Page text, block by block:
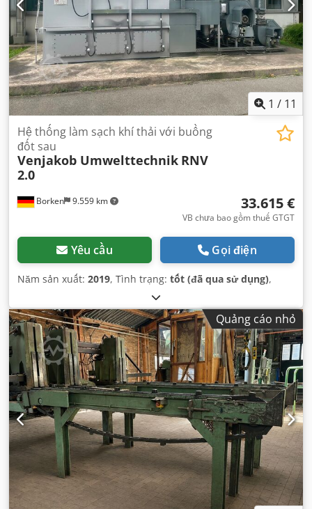
1 / 11
Borken 9.559 km
Hệ thống làm sạch khí thải với buồng
đốt sau
Venjakob Umwelttechnik RNV
2.0
33.615 €
VB chưa bao gồm thuế GTGT
Yêu cầu Gọi điện
Năm sản xuất: 2019, Tình trạng: tốt (đã qua sử dụng),
Quảng cáo nhỏ